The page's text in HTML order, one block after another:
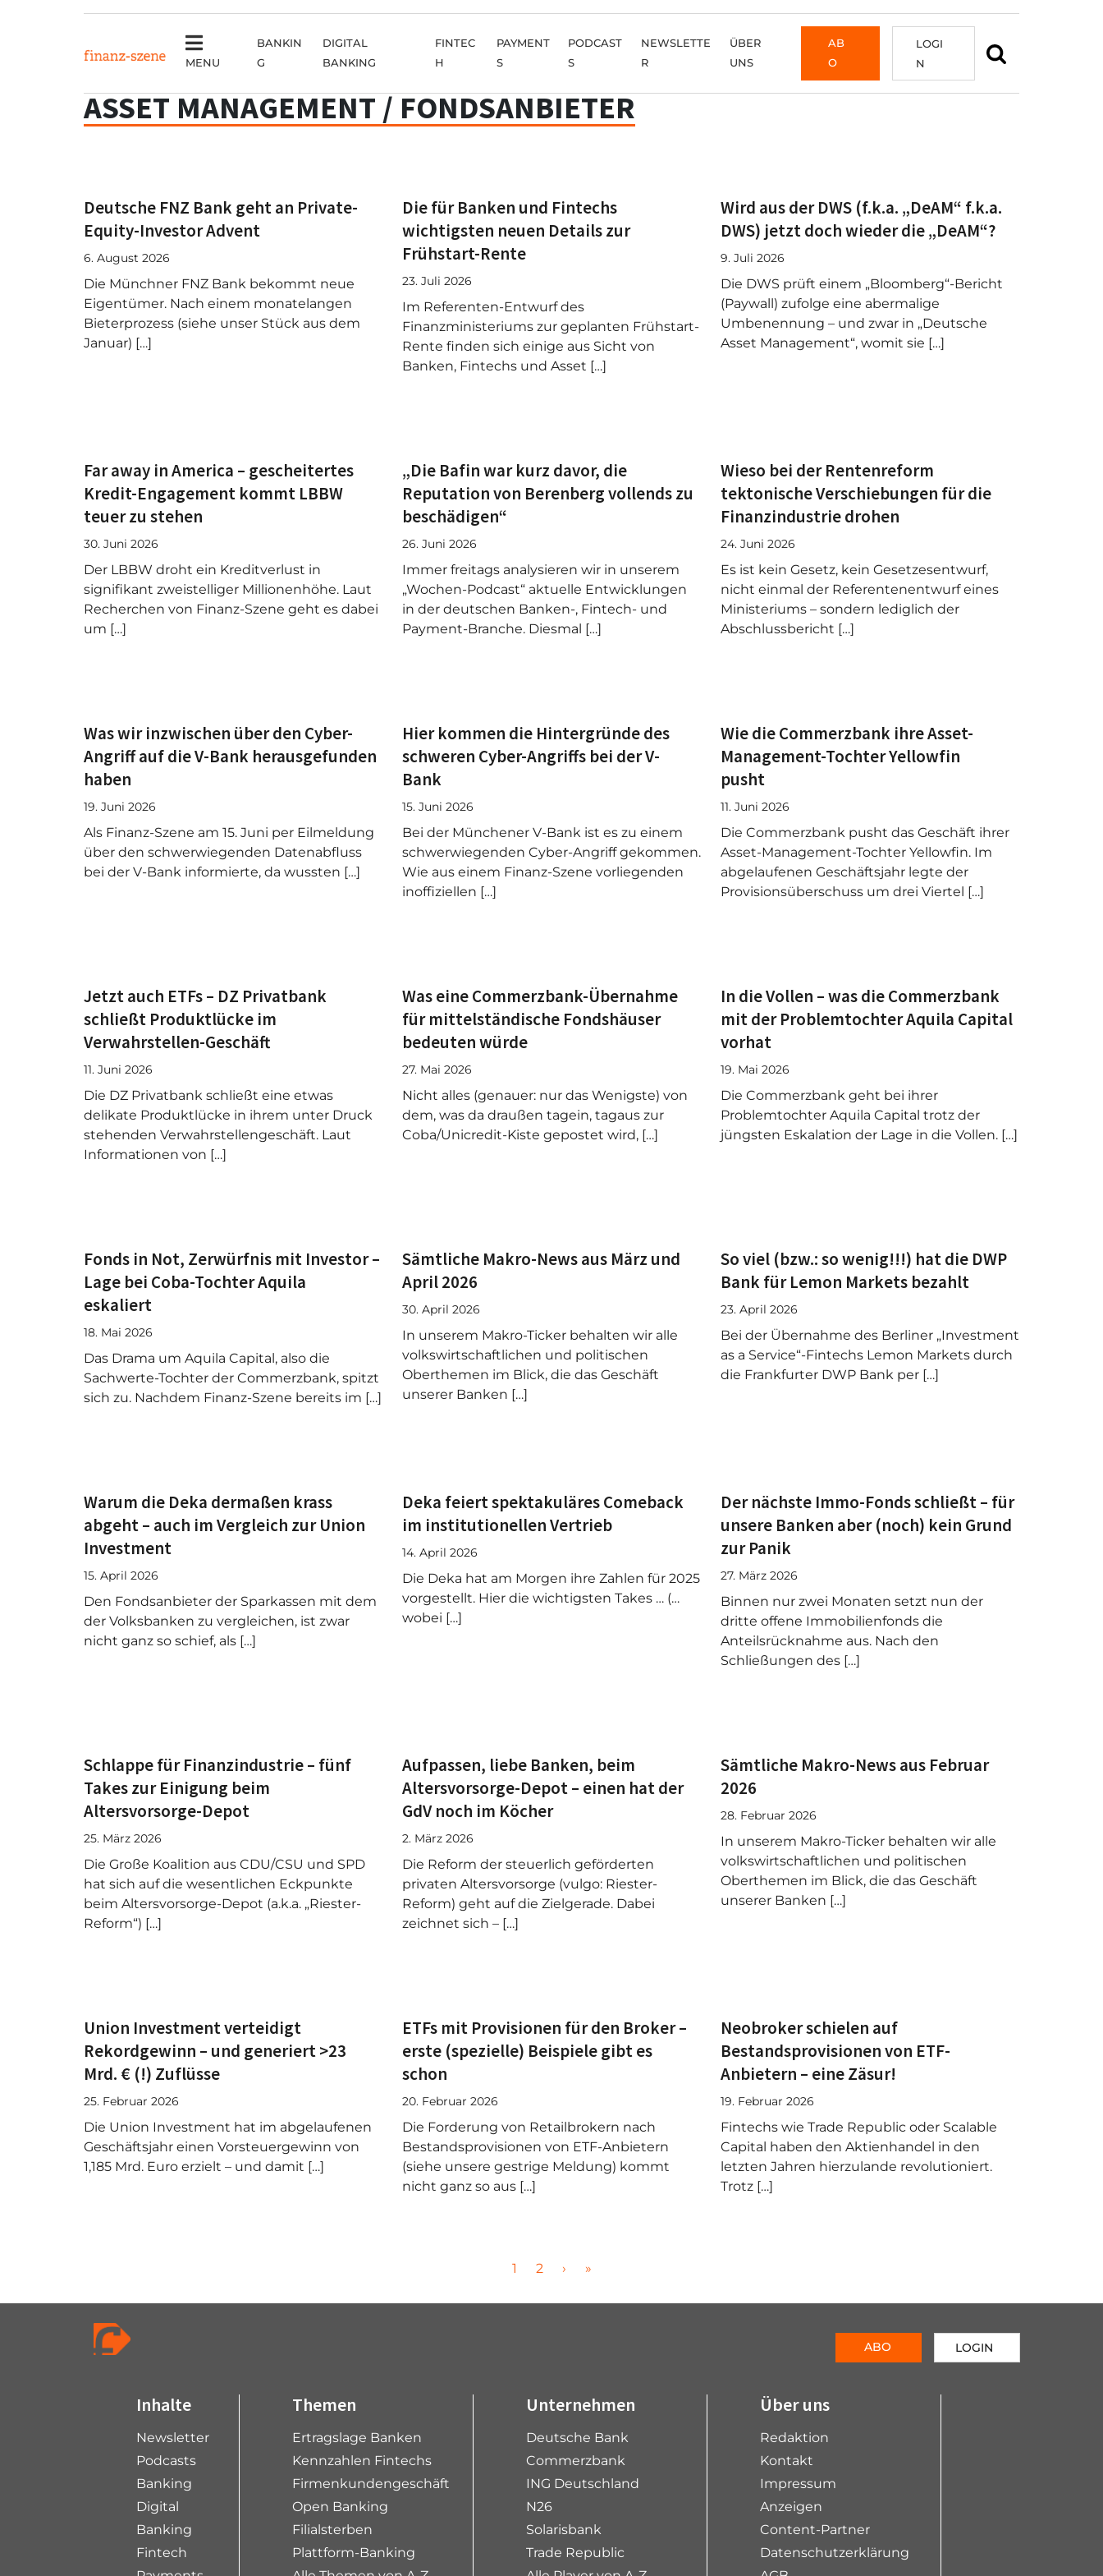
MENU
BANKIN
G
DIGITAL
BANKING
FINTEC
H
PAYMENT
S
PODCAST
S
NEWSLETTE
R
ÜBER
UNS
AB
O
LOGI
N
ASSET MANAGEMENT / FONDSANBIETER
Deutsche FNZ Bank geht an Private-
Equity-Investor Advent
6. August 2026
Die Münchner FNZ Bank bekommt neue
Eigentümer. Nach einem monatelangen
Bieterprozess (siehe unser Stück aus dem
Januar) […]
Die für Banken und Fintechs
wichtigsten neuen Details zur
Frühstart-Rente
23. Juli 2026
Im Referenten-Entwurf des
Finanzministeriums zur geplanten Frühstart-
Rente finden sich einige aus Sicht von
Banken, Fintechs und Asset […]
Wird aus der DWS (f.k.a. „DeAM“ f.k.a.
DWS) jetzt doch wieder die „DeAM“?
9. Juli 2026
Die DWS prüft einem „Bloomberg“-Bericht
(Paywall) zufolge eine abermalige
Umbenennung – und zwar in „Deutsche
Asset Management“, womit sie […]
Far away in America – gescheitertes
Kredit-Engagement kommt LBBW
teuer zu stehen
30. Juni 2026
Der LBBW droht ein Kreditverlust in
signifikant zweistelliger Millionenhöhe. Laut
Recherchen von Finanz-Szene geht es dabei
um […]
„Die Bafin war kurz davor, die
Reputation von Berenberg vollends zu
beschädigen“
26. Juni 2026
Immer freitags analysieren wir in unserem
„Wochen-Podcast“ aktuelle Entwicklungen
in der deutschen Banken-, Fintech- und
Payment-Branche. Diesmal […]
Wieso bei der Rentenreform
tektonische Verschiebungen für die
Finanzindustrie drohen
24. Juni 2026
Es ist kein Gesetz, kein Gesetzesentwurf,
nicht einmal der Referentenentwurf eines
Ministeriums – sondern lediglich der
Abschlussbericht […]
Was wir inzwischen über den Cyber-
Angriff auf die V-Bank herausgefunden
haben
19. Juni 2026
Als Finanz-Szene am 15. Juni per Eilmeldung
über den schwerwiegenden Datenabfluss
bei der V-Bank informierte, da wussten […]
Hier kommen die Hintergründe des
schweren Cyber-Angriffs bei der V-
Bank
15. Juni 2026
Bei der Münchener V-Bank ist es zu einem
schwerwiegenden Cyber-Angriff gekommen.
Wie aus einem Finanz-Szene vorliegenden
inoffiziellen […]
Wie die Commerzbank ihre Asset-
Management-Tochter Yellowfin
pusht
11. Juni 2026
Die Commerzbank pusht das Geschäft ihrer
Asset-Management-Tochter Yellowfin. Im
abgelaufenen Geschäftsjahr legte der
Provisionsüberschuss um drei Viertel […]
Jetzt auch ETFs – DZ Privatbank
schließt Produktlücke im
Verwahrstellen-Geschäft
11. Juni 2026
Die DZ Privatbank schließt eine etwas
delikate Produktlücke in ihrem unter Druck
stehenden Verwahrstellengeschäft. Laut
Informationen von […]
Was eine Commerzbank-Übernahme
für mittelständische Fondshäuser
bedeuten würde
27. Mai 2026
Nicht alles (genauer: nur das Wenigste) von
dem, was da draußen tagein, tagaus zur
Coba/Unicredit-Kiste gepostet wird, […]
In die Vollen – was die Commerzbank
mit der Problemtochter Aquila Capital
vorhat
19. Mai 2026
Die Commerzbank geht bei ihrer
Problemtochter Aquila Capital trotz der
jüngsten Eskalation der Lage in die Vollen. […]
Fonds in Not, Zerwürfnis mit Investor –
Lage bei Coba-Tochter Aquila
eskaliert
18. Mai 2026
Das Drama um Aquila Capital, also die
Sachwerte-Tochter der Commerzbank, spitzt
sich zu. Nachdem Finanz-Szene bereits im […]
Sämtliche Makro-News aus März und
April 2026
30. April 2026
In unserem Makro-Ticker behalten wir alle
volkswirtschaftlichen und politischen
Oberthemen im Blick, die das Geschäft
unserer Banken […]
So viel (bzw.: so wenig!!!) hat die DWP
Bank für Lemon Markets bezahlt
23. April 2026
Bei der Übernahme des Berliner „Investment
as a Service“-Fintechs Lemon Markets durch
die Frankfurter DWP Bank per […]
Warum die Deka dermaßen krass
abgeht – auch im Vergleich zur Union
Investment
15. April 2026
Den Fondsanbieter der Sparkassen mit dem
der Volksbanken zu vergleichen, ist zwar
nicht ganz so schief, als […]
Deka feiert spektakuläres Comeback
im institutionellen Vertrieb
14. April 2026
Die Deka hat am Morgen ihre Zahlen für 2025
vorgestellt. Hier die wichtigsten Takes … (…
wobei […]
Der nächste Immo-Fonds schließt – für
unsere Banken aber (noch) kein Grund
zur Panik
27. März 2026
Binnen nur zwei Monaten setzt nun der
dritte offene Immobilienfonds die
Anteilsrücknahme aus. Nach den
Schließungen des […]
Schlappe für Finanzindustrie – fünf
Takes zur Einigung beim
Altersvorsorge-Depot
25. März 2026
Die Große Koalition aus CDU/CSU und SPD
hat sich auf die wesentlichen Eckpunkte
beim Altersvorsorge-Depot (a.k.a. „Riester-
Reform“) […]
Aufpassen, liebe Banken, beim
Altersvorsorge-Depot – einen hat der
GdV noch im Köcher
2. März 2026
Die Reform der steuerlich geförderten
privaten Altersvorsorge (vulgo: Riester-
Reform) geht auf die Zielgerade. Dabei
zeichnet sich – […]
Sämtliche Makro-News aus Februar
2026
28. Februar 2026
In unserem Makro-Ticker behalten wir alle
volkswirtschaftlichen und politischen
Oberthemen im Blick, die das Geschäft
unserer Banken […]
Union Investment verteidigt
Rekordgewinn – und generiert >23
Mrd. € (!) Zuflüsse
25. Februar 2026
Die Union Investment hat im abgelaufenen
Geschäftsjahr einen Vorsteuergewinn von
1,185 Mrd. Euro erzielt – und damit […]
ETFs mit Provisionen für den Broker –
erste (spezielle) Beispiele gibt es
schon
20. Februar 2026
Die Forderung von Retailbrokern nach
Bestandsprovisionen von ETF-Anbietern
(siehe unsere gestrige Meldung) kommt
nicht ganz so aus […]
Neobroker schielen auf
Bestandsprovisionen von ETF-
Anbietern – eine Zäsur!
19. Februar 2026
Fintechs wie Trade Republic oder Scalable
Capital haben den Aktienhandel in den
letzten Jahren hierzulande revolutioniert.
Trotz […]
g
P
g
1
P
g
2 › »
Inhalte
Newsletter
Podcasts
Banking
Digital
Banking
Fintech
Themen
Ertragslage Banken
Kennzahlen Fintechs
Firmenkundengeschäft
Open Banking
Filialsterben
Plattform-Banking
Unternehmen
Deutsche Bank
Commerzbank
ING Deutschland
N26
Solarisbank
Trade Republic
Über uns
Redaktion
Kontakt
Impressum
Anzeigen
Content-Partner
Datenschutzerklärung
ABO LOGIN